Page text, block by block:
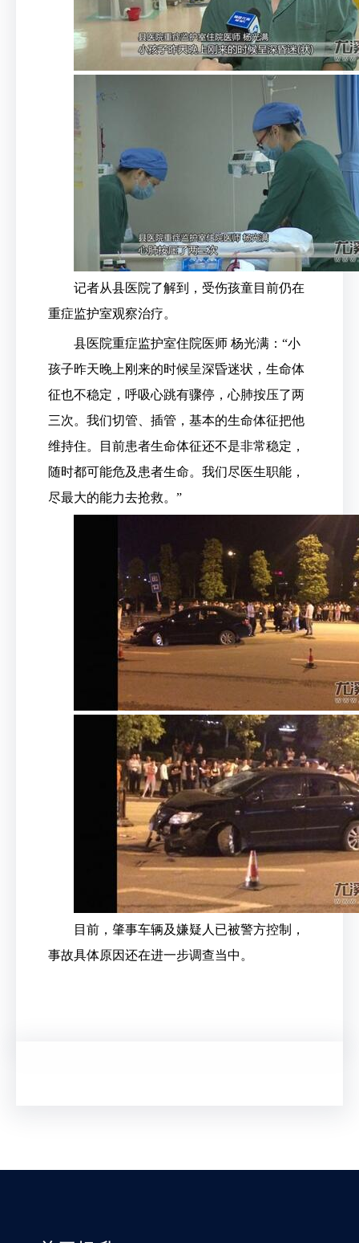
记者从县医院了解到，受伤孩童目前仍在
重症监护室观察治疗。
县医院重症监护室住院医师 杨光满：“小
孩子昨天晚上刚来的时候呈深昏迷状，生命体
征也不稳定，呼吸心跳有骤停，心肺按压了两
三次。我们切管、插管，基本的生命体征把他
维持住。目前患者生命体征还不是非常稳定，
随时都可能危及患者生命。我们尽医生职能，
尽最大的能力去抢救。”
目前，肇事车辆及嫌疑人已被警方控制，
事故具体原因还在进一步调查当中。